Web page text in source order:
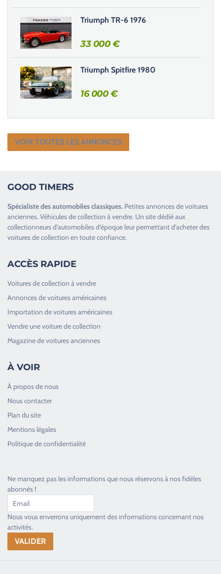
v
e
Triumph TR-6 1976
33 000€
Triumph Spitfire 1980
16 000€
VOIR TOUTES LES ANNONCES
GOOD TIMERS
Spécialiste desautomobiles classiques. Petites annonces devoitures
anciennes.Véhicules de collection à vendre. Un site dédié aux
collectionneurs d’automobiles d’époque leur permettant d’acheter des
voitures de collection en toute confiance.
ACCÈS RAPIDE
Voitures de collection à vendre
Annonces de voitures américaines
Importation de voitures américaines
Vendre une voiture de collection
Magazine de voitures anciennes
À VOIR
À propos de nous
Nous contacter
Plan du site
Mentions légales
Politique de confidentialité
Ne manquez pas les informations que nous réservons à nos fidèles
abonnés !
Nous vous enverrons uniquement des informations concernant nos
activités.
Toujours heureux d'aider les passionnés